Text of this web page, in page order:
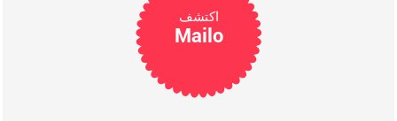
اكتشف
Mailo